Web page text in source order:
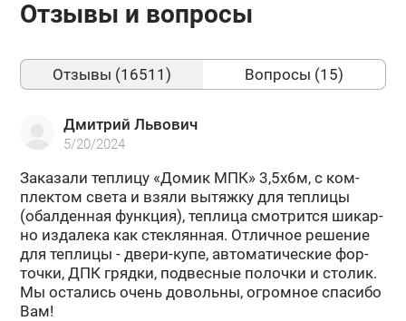
Отзывы и вопросы
Отзывы (16511) Вопросы (15)
Дмитрий Львович
5/20/2024
За­ка­за­ли теп­ли­цу «Домик МПК» 3,5х6м, с ком­
плек­том света и взяли вы­тяж­ку для теп­ли­цы
(обал­ден­ная функ­ция), теп­ли­ца смот­рит­ся ши­кар­
но из­да­ле­ка как стек­лян­ная. От­лич­ное ре­ше­ние
для теп­ли­цы - двери-​купе, ав­то­ма­ти­че­ские фор­
точ­ки, ДПК гряд­ки, под­вес­ные по­лоч­ки и сто­лик.
Мы оста­лись очень до­воль­ны, огром­ное спа­си­бо
Вам!